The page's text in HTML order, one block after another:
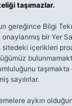
taşımazlar.
gereğince Bilgi
bir Yer
sitedeki içerikleri
sayılırlar.
aykırı